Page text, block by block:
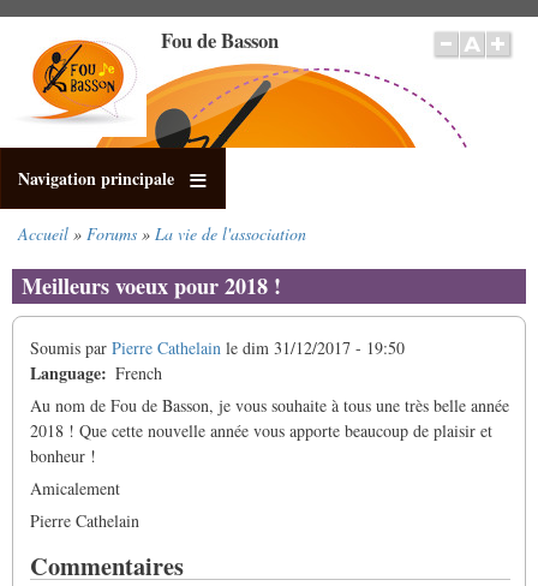
contenu
principal
Fou de Basson
Navigation principale
d'Ariane
Accueil Forums La vie de l'association
Meilleurs voeux pour 2018 !
Soumis par Pierre Cathelain le dim 31/12/2017 - 19:50
Language
French
Au nom de Fou de Basson, je vous souhaite à tous une très belle année
2018 ! Que cette nouvelle année vous apporte beaucoup de plaisir et
bonheur !
Amicalement
Pierre Cathelain
Commentaires